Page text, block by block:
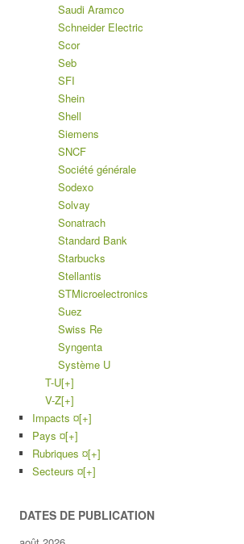
Saudi Aramco
Schneider Electric
Scor
Seb
SFI
Shein
Shell
Siemens
SNCF
Société générale
Sodexo
Solvay
Sonatrach
Standard Bank
Starbucks
Stellantis
STMicroelectronics
Suez
Swiss Re
Syngenta
Système U
T-U[+]
V-Z[+]
Impacts ¤[+]
Pays ¤[+]
Rubriques ¤[+]
Secteurs ¤[+]
DATES DE PUBLICATION